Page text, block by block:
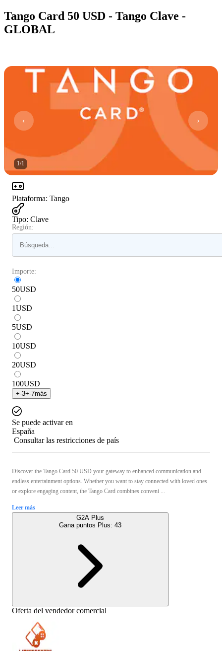
Tango Card 50 USD - Tango Clave -
GLOBAL
1/1
Plataforma: Tango
Tipo: Clave
Región:
Importe:
50USD
1USD
5USD
10USD
20USD
100USD
+-3+-7más
Se puede activar en
España
Consultar las restricciones de país
Discover the Tango Card 50 USD your gateway to enhanced communication and
endless entertainment options. Whether you want to stay connected with loved ones
or explore engaging content, the Tango Card combines conveni ...
Leer más
G2A Plus
Gana puntos Plus: 43
Oferta del vendedor comercial